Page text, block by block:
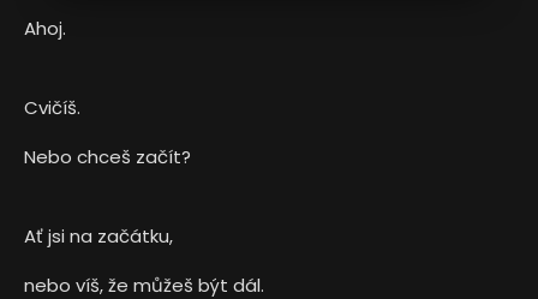
Ahoj.
Cvičíš.
Nebo chceš začít?
Ať jsi na začátku,
nebo víš, že můžeš být dál.